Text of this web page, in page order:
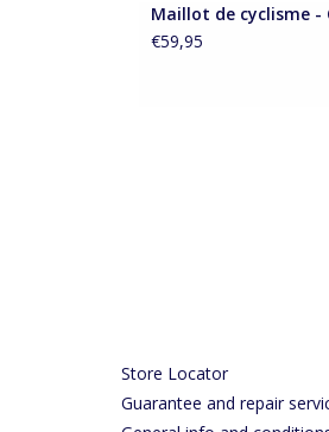
Maillot de cyclisme -
€59,95
Store Locator
Guarantee and repair